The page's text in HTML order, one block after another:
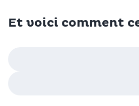
Et voici comment